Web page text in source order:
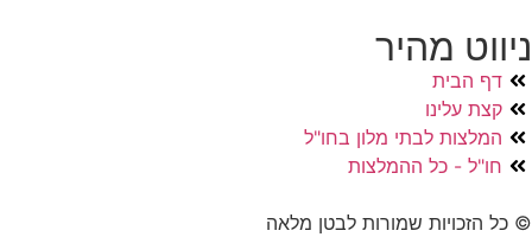
ניווט מהיר
דף הבית
קצת עלינו
המלצות לבתי מלון בחו"ל
חו"ל - כל ההמלצות
© כל הזכויות שמורות לבטן מלאה